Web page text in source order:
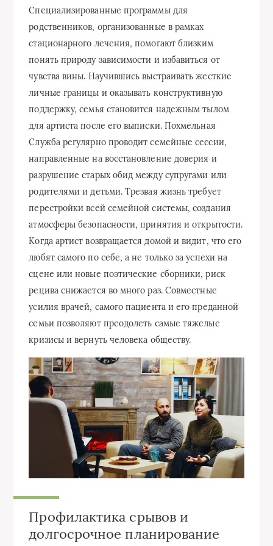
Специализированные программы для
родственников, организованные в рамках
стационарного лечения, помогают близким
понять природу зависимости и избавиться от
чувства вины. Научившись выстраивать жесткие
личные границы и оказывать конструктивную
поддержку, семья становится надежным тылом
для артиста после его выписки. Похмельная
Служба регулярно проводит семейные сессии,
направленные на восстановление доверия и
разрушение старых обид между супругами или
родителями и детьми. Трезвая жизнь требует
перестройки всей семейной системы, создания
атмосферы безопасности, принятия и открытости.
Когда артист возвращается домой и видит, что его
любят самого по себе, а не только за успехи на
сцене или новые поэтические сборники, риск
рецива снижается во много раз. Совместные
усилия врачей, самого пациента и его преданной
семьи позволяют преодолеть самые тяжелые
кризисы и вернуть человека обществу.
Профилактика срывов и
долгосрочное планирование